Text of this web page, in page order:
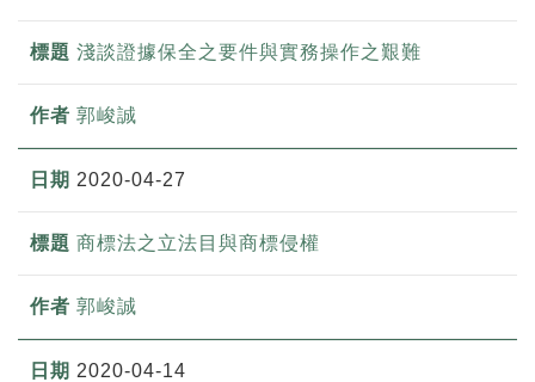
淺談證據保全之要件與實務操作之艱難
郭峻誠
2020-04-27
商標法之立法目與商標侵權
郭峻誠
2020-04-14